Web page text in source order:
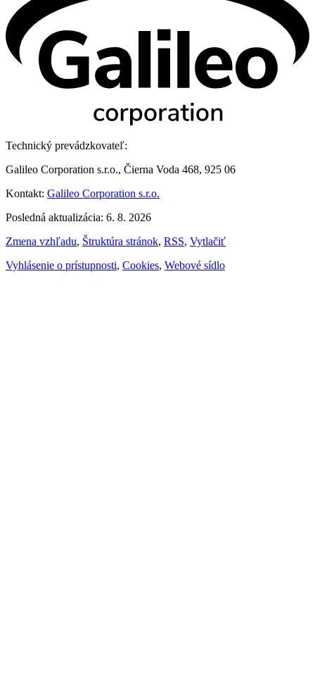
Technický prevádzkovateľ:
Galileo Corporation s.r.o., Čierna Voda 468, 925 06
Kontakt: Galileo Corporation s.r.o.
Posledná aktualizácia: 6. 8. 2026
Zmena vzhľadu, Štruktúra stránok, RSS, Vytlačiť
Vyhlásenie o prístupnosti, Cookies, Webové sídlo